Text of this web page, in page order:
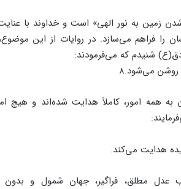
زمین به نور الهی» است و خداوند با
را فراهم می‌سازد. در روایات از این
شنیدم که می‌فرمودند:
روشن می‌شود.۸
همه امور، کاملاً هدایت شده‌اند و هیچ
هدایت می‌کند.
مطلق، فراگیر، جهان شمول و بدون